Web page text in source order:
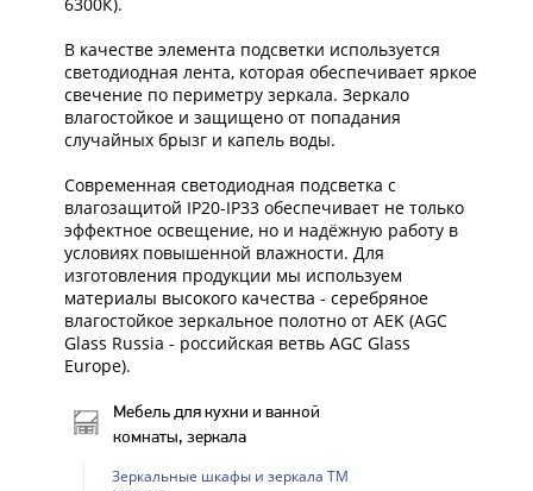
В качестве элемента подсветки используется
светодиодная лента, которая обеспечивает яркое
свечение по периметру зеркала. Зеркало
влагостойкое и защищено от попадания
случайных брызг и капель воды.
Современная светодиодная подсветка с
влагозащитой IP20-IP33 обеспечивает не только
эффектное освещение, но и надёжную работу в
условиях повышенной влажности. Для
изготовления продукции мы используем
материалы высокого качества - серебряное
влагостойкое зеркальное полотно от AEK (AGC
Glass Russia - российская ветвь AGC Glass
Europe).
Мебель для кухни и ванной
комнаты, зеркала
Зеркальные шкафы и зеркала ТМ